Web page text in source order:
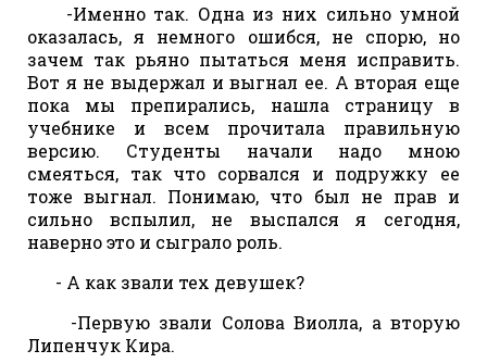
-Именно так. Одна из них сильно умной
оказалась, я немного ошибся, не спорю, но
зачем так рьяно пытаться меня исправить.
Вот я не выдержал и выгнал ее. А вторая еще
пока мы препирались, нашла страницу в
учебнике и всем прочитала правильную
версию. Студенты начали надо мною
смеяться, так что сорвался и подружку ее
тоже выгнал. Понимаю, что был не прав и
сильно вспылил, не выспался я сегодня,
наверно это и сыграло роль.
- А как звали тех девушек?
-Первую звали Солова Виолла, а вторую
Липенчук Кира.